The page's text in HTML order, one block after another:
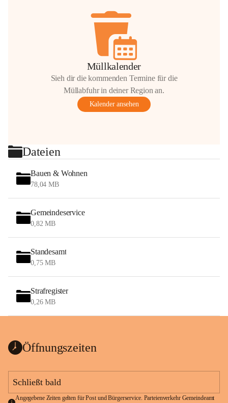
Müllkalender
Sieh dir die kommenden Termine für die
Müllabfuhr in deiner Region an.
Kalender ansehen
Dateien
Bauen & Wohnen
78,04 MB
Gemeindeservice
0,82 MB
Standesamt
0,75 MB
Strafregister
0,26 MB
Öffnungszeiten
Schließt bald
Angegebene Zeiten gelten für Post und Bürgerservice. Parteienverkehr Gemeindeamt